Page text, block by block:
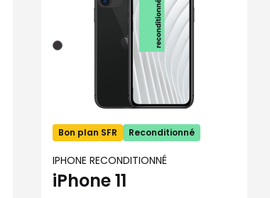
Noir
Bon plan SFR Reconditionné
IPHONE RECONDITIONNÉ
iPhone 11